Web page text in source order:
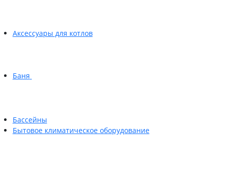
Аксессуары для котлов
Баня
Бассейны
Бытовое климатическое оборудование